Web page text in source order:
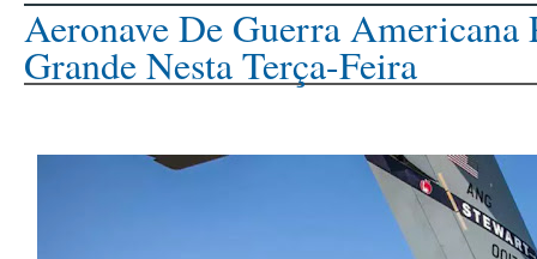
Aeronave De Guerra Americana
Grande Nesta Terça-Feira